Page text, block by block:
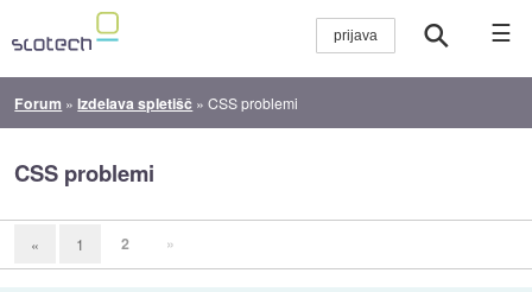
☰
Forum »Izdelava spletišč »CSS problemi
CSS problemi
« 1 2 »